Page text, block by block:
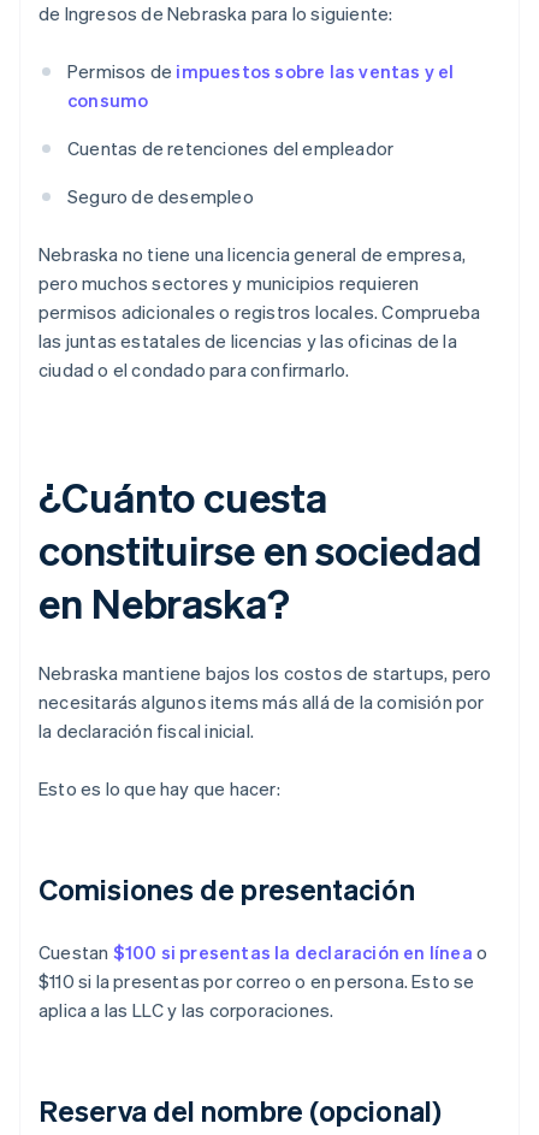
de Ingresos de Nebraska para lo siguiente:
Permisos de impuestos sobre las ventas y el
consumo
Cuentas de retenciones del empleador
Seguro de desempleo
Nebraska no tiene una licencia general de empresa,
pero muchos sectores y municipios requieren
permisos adicionales o registros locales. Comprueba
las juntas estatales de licencias y las oficinas de la
ciudad o el condado para confirmarlo.
¿Cuánto cuesta
constituirse en sociedad
en Nebraska?
Nebraska mantiene bajos los costos de startups, pero
necesitarás algunos items más allá de la comisión por
la declaración fiscal inicial.
Esto es lo que hay que hacer:
Comisiones de presentación
Cuestan $100 si presentas la declaración en línea o
$110 si la presentas por correo o en persona. Esto se
aplica a las LLC y las corporaciones.
Reserva del nombre (opcional)